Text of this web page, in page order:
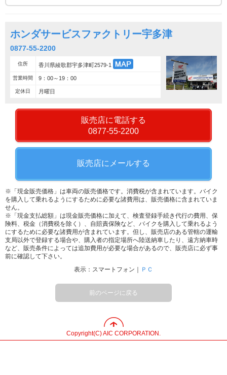
ホンダサービスファクトリー宇多津
0877-55-2200
住所 香川県綾歌郡宇多津町2579-1
営業時間 9：00～19：00
定休日 月曜日
販売店に電話する
0877-55-2200
販売店にメールする
※「現金販売価格」は車両の販売価格です。消費税が含まれています。バイク
を購入して乗れるようにするために必要な諸費用は、販売価格に含まれていま
せん。
※「現金支払総額」は現金販売価格に加えて、検査登録手続き代行の費用、保
険料、税金（消費税を除く）、自賠責保険など、バイクを購入して乗れるよう
にするために必要な諸費用が含まれています。但し、販売店のある管轄の運輸
支局以外で登録する場合や、購入者の指定場所へ陸送納車したり、遠方納車時
など、販売条件によっては追加費用が必要な場合があるので、販売店に必ず事
前に確認して下さい。
表示：スマートフォン｜
ＰＣ
前のページに戻る
Copyright(C) AIC CORPORATION.